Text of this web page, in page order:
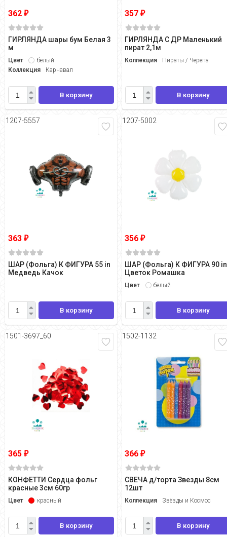
362 ₽
ГИРЛЯНДА шары бум Белая 3
м
Цвет
белый
Коллекция
Карнавал
В корзину
357₽
ГИРЛЯНДА С ДР Маленький
пират 2,1м
Коллекция Пираты / Черепа
В корзину
1207-5557
363 ₽
ШАР (Фольга) К ФИГУРА 55 in
Медведь Качок
В корзину
1207-5002
356₽
ШАР (Фольга) К ФИГУРА 90 in
Цветок Ромашка
Цвет белый
В корзину
1501-3697_60
365 ₽
КОНФЕТТИ Сердца фольг
красные 3см 60гр
Цвет красный
В корзину
1502-1132
366₽
СВЕЧА д/торта Звезды 8см
12шт
Коллекция Звёзды и Космос
В корзину